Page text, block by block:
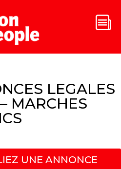
LEGALES
MARCHES
UNE ANNONCE